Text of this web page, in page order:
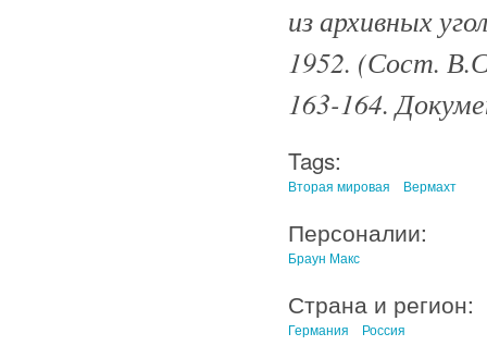
из архивных
1952. (Сост.
163-164.
Tags:
Вторая мировая Вермахт
Персоналии:
Браун Макс
Страна и регион:
Германия Россия